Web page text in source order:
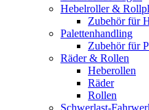
Hebelroller &
Zubehör für
Palettenhandling
Zubehör für
Räder & Rollen
Heberollen
Räder
Rollen
Schwerlast-